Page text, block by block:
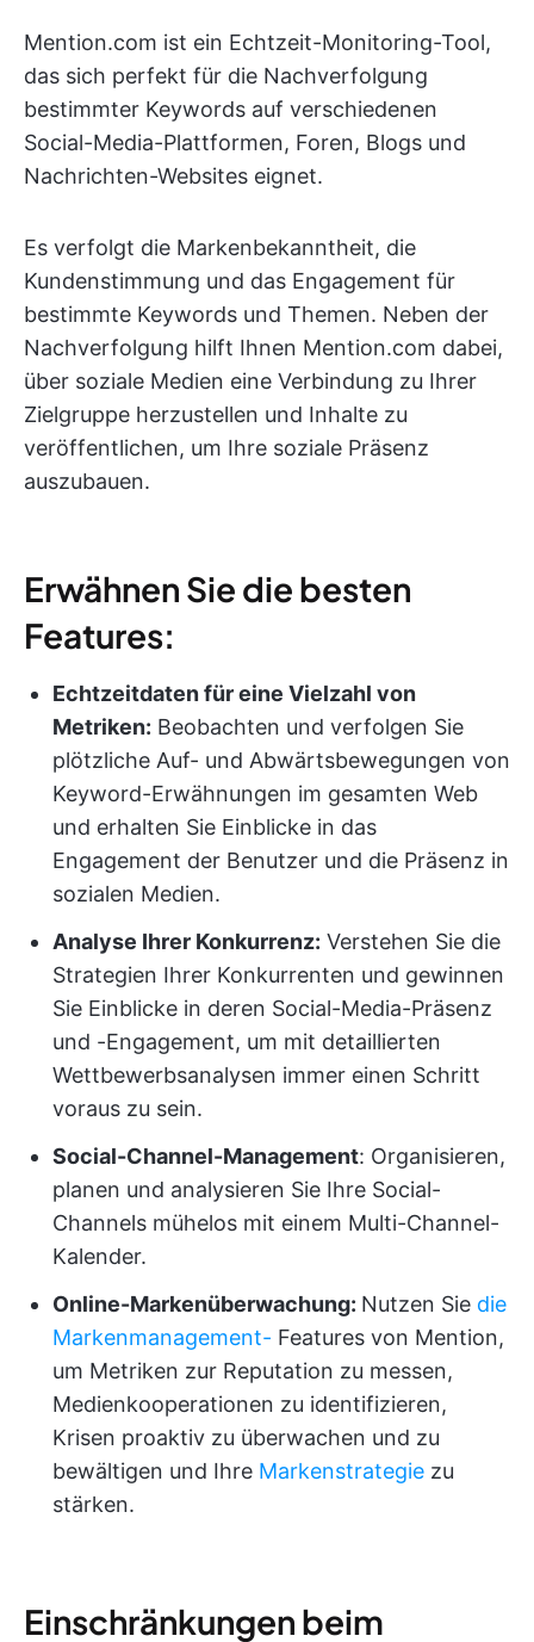
Mention.com ist ein Echtzeit-Monitoring-Tool,
das sich perfekt für die Nachverfolgung
bestimmter Keywords auf verschiedenen
Social-Media-Plattformen, Foren, Blogs und
Nachrichten-Websites eignet.
Es verfolgt die Markenbekanntheit, die
Kundenstimmung und das Engagement für
bestimmte Keywords und Themen. Neben der
Nachverfolgung hilft Ihnen Mention.com dabei,
über soziale Medien eine Verbindung zu Ihrer
Zielgruppe herzustellen und Inhalte zu
veröffentlichen, um Ihre soziale Präsenz
auszubauen.
Erwähnen Sie die besten
Features:
Echtzeitdaten für eine Vielzahl von
Metriken: Beobachten und verfolgen Sie
plötzliche Auf- und Abwärtsbewegungen von
Keyword-Erwähnungen im gesamten Web
und erhalten Sie Einblicke in das
Engagement der Benutzer und die Präsenz in
sozialen Medien.
Analyse Ihrer Konkurrenz: Verstehen Sie die
Strategien Ihrer Konkurrenten und gewinnen
Sie Einblicke in deren Social-Media-Präsenz
und -Engagement, um mit detaillierten
Wettbewerbsanalysen immer einen Schritt
voraus zu sein.
Social-Channel-Management: Organisieren,
planen und analysieren Sie Ihre Social-
Channels mühelos mit einem Multi-Channel-
Kalender.
Online-Markenüberwachung: Nutzen Sie die
Markenmanagement- Features von Mention,
um Metriken zur Reputation zu messen,
Medienkooperationen zu identifizieren,
Krisen proaktiv zu überwachen und zu
bewältigen und Ihre Markenstrategie zu
stärken.
Einschränkungen beim